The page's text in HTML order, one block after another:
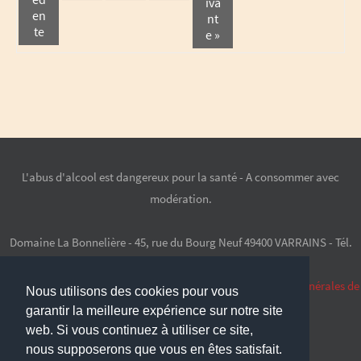
Nous utilisons des cookies pour vous
garantir la meilleure expérience sur notre site
web. Si vous continuez à utiliser ce site,
nous supposerons que vous en êtes satisfait.
en
te
nt
e »
L'abus d'alcool est dangereux pour la santé - A consommer avec
modération.
Domaine La Bonnelière - 45, rue du Bourg Neuf 49400 VARRAINS - Tél.
Mentions légales|Politique de confidentialité| Conditions Générales de
Vente
Création/RéalisationIGNIS Communication